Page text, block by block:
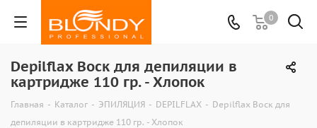
0
Depilflax Воск для депиляции в
картридже 110 гр. - Хлопок
Главная - Каталог - ЭПИЛЯЦИЯ - DEPILFLAX - Depilflax Воск для
депиляции в картридже 110 гр. - Хлопок